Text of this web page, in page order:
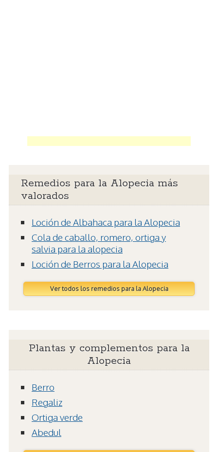
Remedios para la Alopecia más
valorados
Loción de Albahaca para la Alopecia
Cola de caballo, romero, ortiga y
salvia para la alopecia
Loción de Berros para la Alopecia
Ver todos los remedios para la Alopecia
Plantas y complementos para la
Alopecia
Berro
Regaliz
Ortiga verde
Abedul